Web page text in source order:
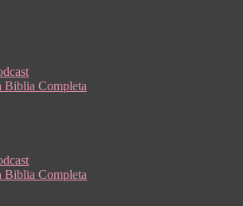
Biblia Completa
Biblia Completa